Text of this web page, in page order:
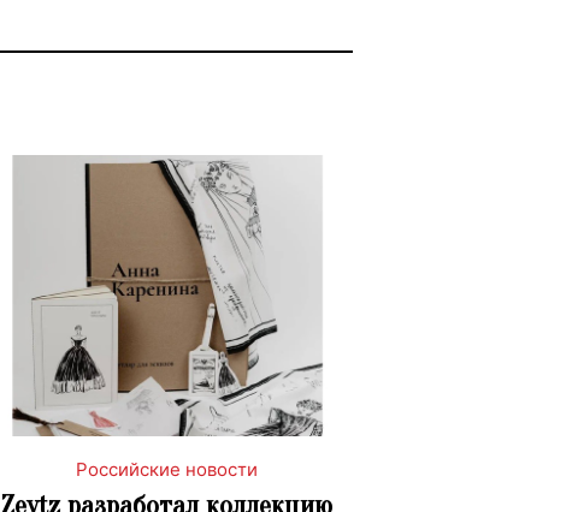
Российские новости
Zeytz разработал коллекцию